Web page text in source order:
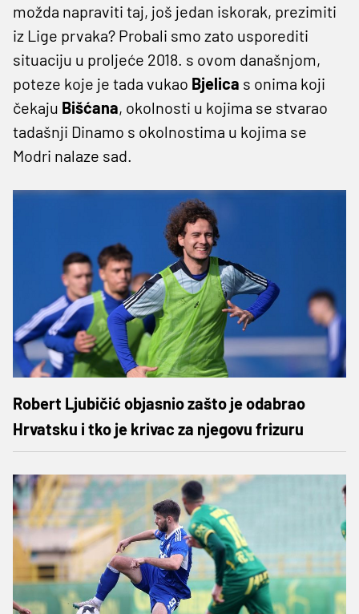
možda napraviti taj, još jedan iskorak, prezimiti
iz Lige prvaka? Probali smo zato usporediti
situaciju u proljeće 2018. s ovom današnjom,
poteze koje je tada vukao Bjelica s onima koji
čekaju Bišćana, okolnosti u kojima se stvarao
tadašnji Dinamo s okolnostima u kojima se
Modri nalaze sad.
Robert Ljubičić objasnio zašto je odabrao
Hrvatsku i tko je krivac za njegovu frizuru